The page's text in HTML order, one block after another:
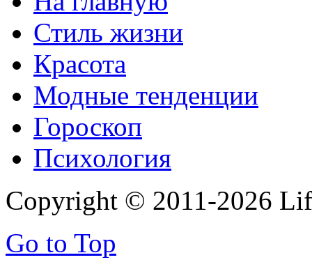
Стиль жизни
Красота
Модные тенденции
Гороскоп
Психология
Copyright © 2011-2026
Go to Top